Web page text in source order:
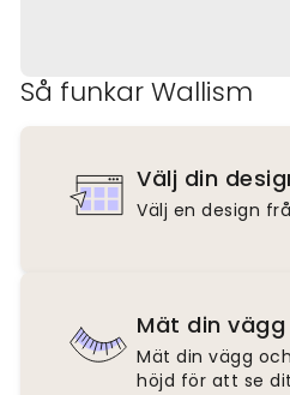
Så funkar Wallism
Välj din
Välj en design
Mät din vägg
Mät din vägg
höjd för att se